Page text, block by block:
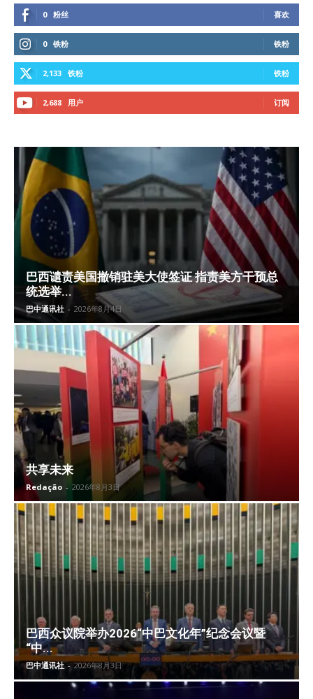
0 粉丝 喜欢
0 铁粉 铁粉
2,133 铁粉 铁粉
2,688 用户 订阅
巴西谴责美国撤销驻美大使签证 指责美方干预总
统选举...
巴中通讯社 - 2026年8月4日
共享未来
Redação - 2026年8月3日
巴西众议院举办2026“中巴文化年”纪念会议暨
“中...
巴中通讯社 - 2026年8月3日